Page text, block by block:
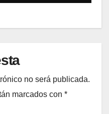
no será publicada.
marcados con *